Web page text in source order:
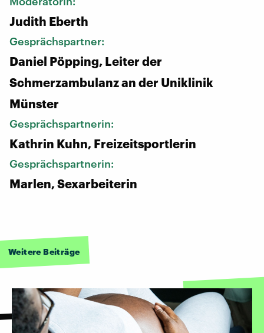
Judith Eberth
Gesprächspartner:
Daniel Pöpping, Leiter der
Schmerzambulanz an der Uniklinik
Münster
Gesprächspartnerin:
Kathrin Kuhn, Freizeitsportlerin
Gesprächspartnerin:
Marlen, Sexarbeiterin
Weitere Beiträge